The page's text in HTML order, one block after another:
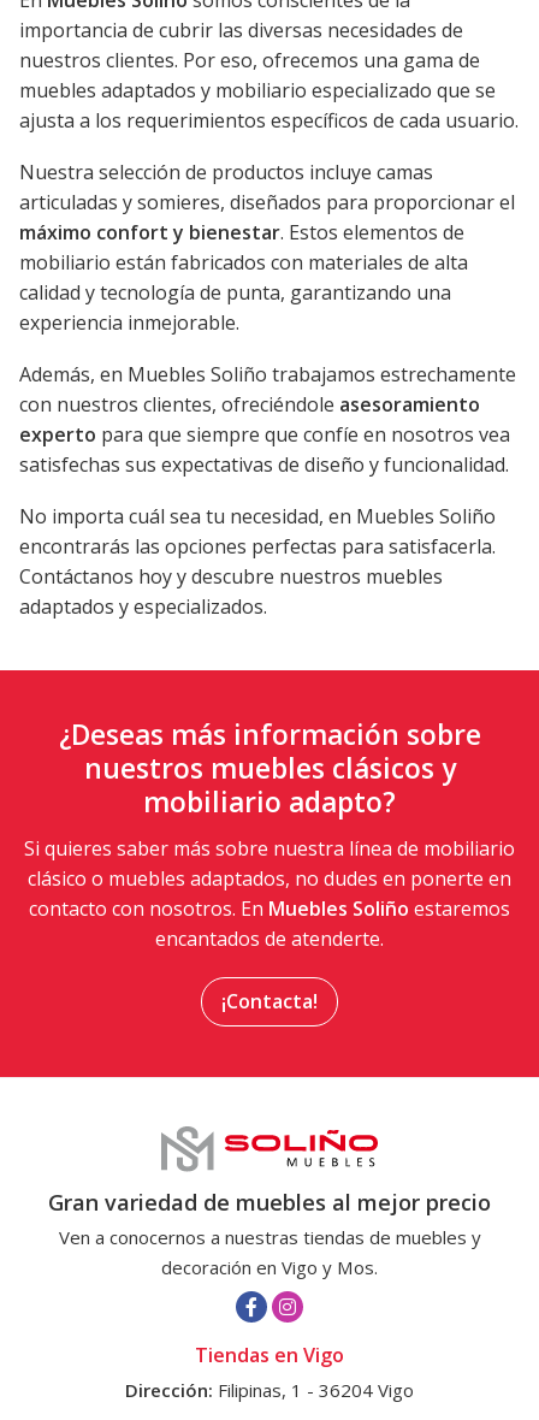
importancia de cubrir las diversas necesidades de
nuestros clientes. Por eso, ofrecemos una gama de
muebles adaptados y mobiliario especializado que se
ajusta a los requerimientos específicos de cada usuario.
Nuestra selección de productos incluye camas
articuladas y somieres, diseñados para proporcionar el
máximo confort y bienestar. Estos elementos de
mobiliario están fabricados con materiales de alta
calidad y tecnología de punta, garantizando una
experiencia inmejorable.
Además, en Muebles Soliño trabajamos estrechamente
con nuestros clientes, ofreciéndole asesoramiento
experto para que siempre que confíe en nosotros vea
satisfechas sus expectativas de diseño y funcionalidad.
No importa cuál sea tu necesidad, en Muebles Soliño
encontrarás las opciones perfectas para satisfacerla.
Contáctanos hoy y descubre nuestros muebles
adaptados y especializados.
¿Deseas más información sobre
nuestros muebles clásicos y
mobiliario adapto?
Si quieres saber más sobre nuestra línea de mobiliario
clásico o muebles adaptados, no dudes en ponerte en
contacto con nosotros. En Muebles Soliño estaremos
encantados de atenderte.
¡Contacta!
Gran variedad de muebles al mejor precio
Ven a conocernos a nuestras tiendas de muebles y
decoración en Vigo y Mos.
Tiendas en Vigo
Dirección: Filipinas, 1 - 36204 Vigo